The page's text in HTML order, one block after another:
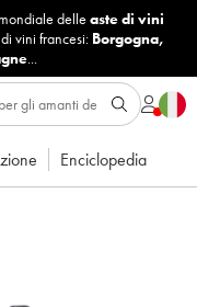
delle aste di vini
vini francesi: Borgogna,
...
Enciclopedia